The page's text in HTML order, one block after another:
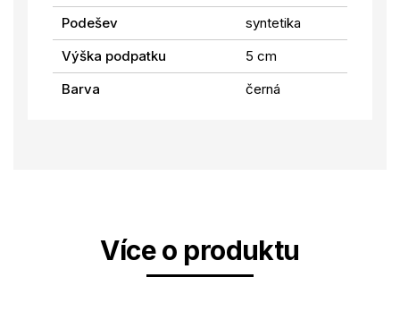
Podešev
syntetika
Výška podpatku
5 cm
Barva
černá
Více o produktu